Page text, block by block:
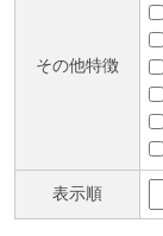
その他特徴
表示順